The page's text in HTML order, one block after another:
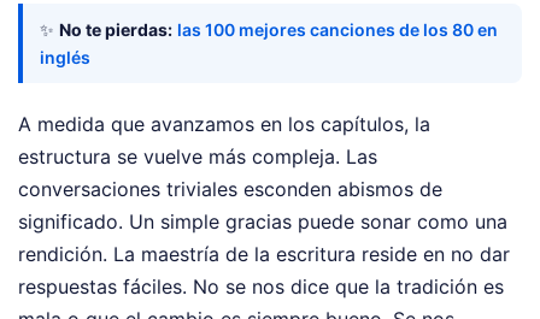
✨ No te pierdas: las 100 mejores canciones de los 80 en
inglés
A medida que avanzamos en los capítulos, la
estructura se vuelve más compleja. Las
conversaciones triviales esconden abismos de
significado. Un simple gracias puede sonar como una
rendición. La maestría de la escritura reside en no dar
respuestas fáciles. No se nos dice que la tradición es